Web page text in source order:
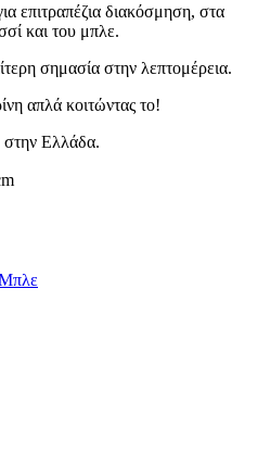
επιτραπέζια διακόσμηση, στα
και του μπλε.
σημασία στην λεπτομέρεια.
απλά κοιτώντας το!
Ελλάδα.